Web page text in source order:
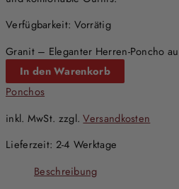
Verfügbarkeit: Vorrätig
Granit – Eleganter Herren-Poncho
In den Warenkorb
Ponchos
inkl. MwSt. zzgl.Versandkosten
Lieferzeit: 2-4 Werktage
Beschreibung